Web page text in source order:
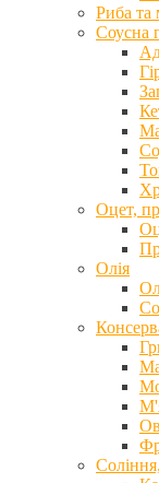
Риба та
Соусна
Оцет,
Олія